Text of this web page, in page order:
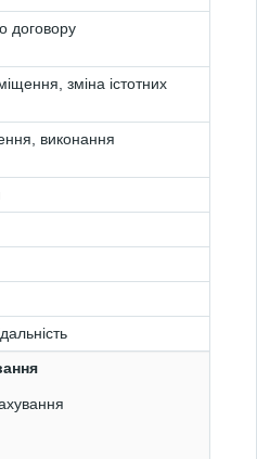
договору
зміна істотних
виконання